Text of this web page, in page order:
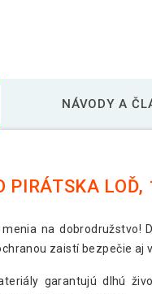
NÁVODY A
PIRÁTSKA
na dobrodružstvo!
zaistí bezpečie aj
garantujú dlhú